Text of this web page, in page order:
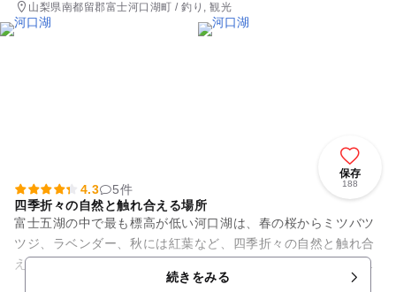
山梨県南都留郡富士河口湖町 / 釣り, 観光
保存
188
4.3
5件
四季折々の自然と触れ合える場所
富士五湖の中で最も標高が低い河口湖は、春の桜からミツバツ
ツジ、ラベンダー、秋には紅葉など、四季折々の自然と触れ合
える場所です。湖面に映る逆さ富士が美しく、遊覧船からの絶
景も見どころ。ハーブフェス...続きをみる